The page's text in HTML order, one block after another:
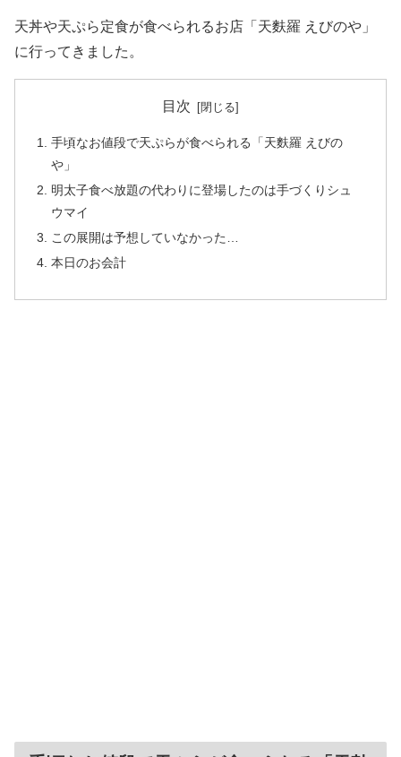
天丼や天ぷら定食が食べられるお店「天麩羅 えびのや」
に行ってきました。
目次
手頃なお値段で天ぷらが食べられる「天麩羅 えびの
や」
明太子食べ放題の代わりに登場したのは手づくりシュ
ウマイ
この展開は予想していなかった…
本日のお会計